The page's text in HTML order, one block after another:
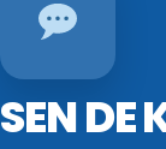
SEN DE